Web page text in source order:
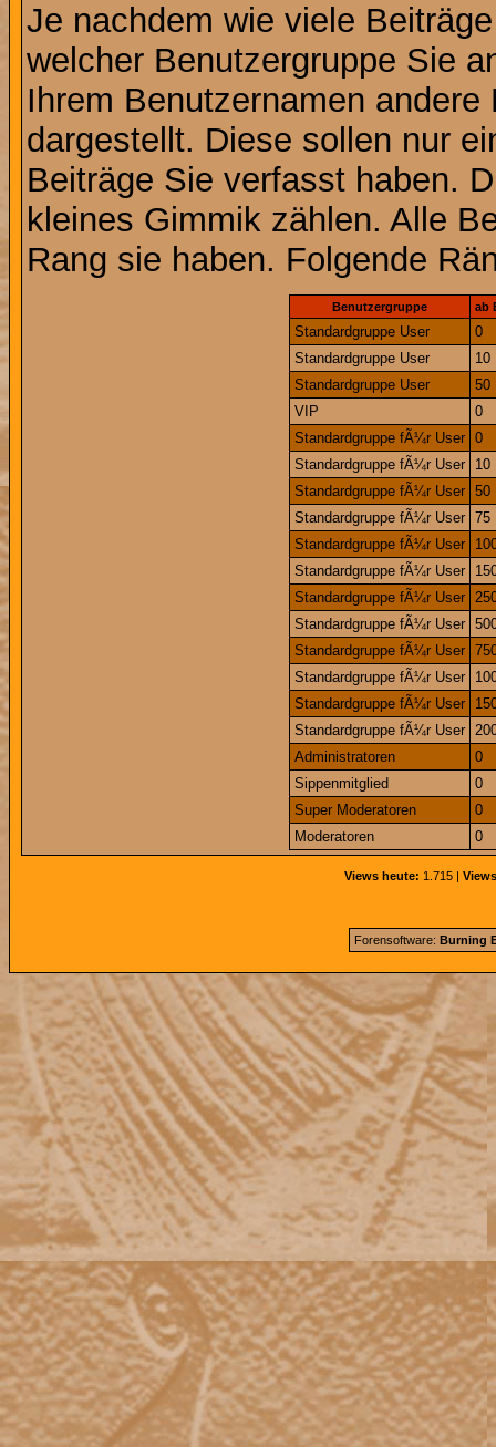
Je nachdem wie viele
welcher Benutzergruppe Sie
Ihrem Benutzernamen
dargestellt. Diese sollen nur
Beiträge Sie verfasst haben.
kleines Gimmik zählen. Alle
Rang sie haben. Folgende
Benutzergruppe ab
Standardgruppe User
0
Standardgruppe User
10
Standardgruppe User
50
VIP
0
Standardgruppe fÃ¼r User
0
Standardgruppe fÃ¼r User
10
Standardgruppe fÃ¼r User
50
Standardgruppe fÃ¼r User
75
Standardgruppe fÃ¼r User
Standardgruppe fÃ¼r User
Standardgruppe fÃ¼r User
Standardgruppe fÃ¼r User
Standardgruppe fÃ¼r User
Standardgruppe fÃ¼r User
Standardgruppe fÃ¼r User
Standardgruppe fÃ¼r User
Administratoren
0
Sippenmitglied
0
Super Moderatoren
0
Moderatoren
0
Views heute: 1.715 |
Forensoftware: Burning